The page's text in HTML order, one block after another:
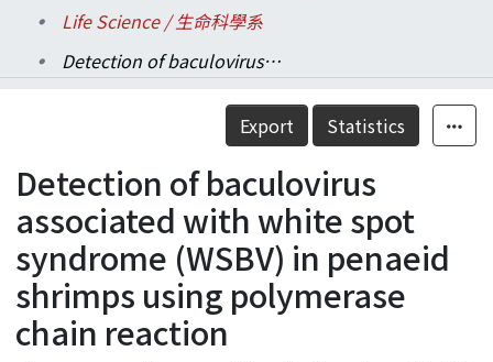
Life Science / 生命科學系
Detection of baculovirus associated with white spot syndrome (WSBV) in penaeid shrimps using polymerase chain reaction
Details
Export Statistics
Detection of baculovirus
associated with white spot
syndrome (WSBV) in penaeid
shrimps using polymerase
chain reaction